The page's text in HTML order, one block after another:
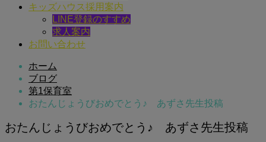
キッズハウス採用案内
LINE登録のすすめ
求人案内
お問い合わせ
ホーム
ブログ
第1保育室
おたんじょうびおめでとう♪ あずさ先生投稿
おたんじょうびおめでとう♪ あずさ先生投稿